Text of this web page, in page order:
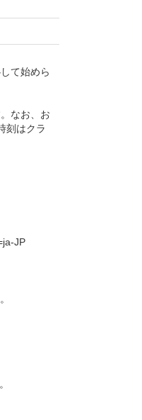
て始めら
なお、お
刻はクラ
JP